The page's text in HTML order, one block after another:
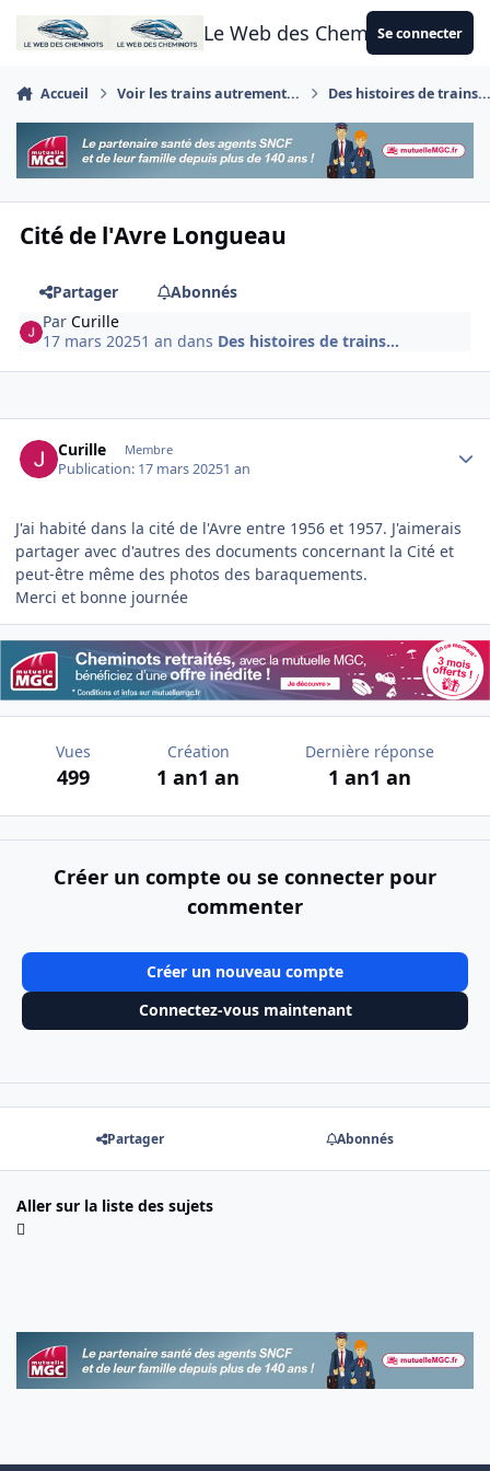
Aller au contenu
Le Web des CheminotsSe connecter
Accueil Voir les trains autrement... Des histoires de
Cité de l'Avre Longueau
Partager
Abonnés
ParCurille
17 mars 20251 an dans Des histoires de trains...
Curille Membre
Publication: 17 mars 20251 an
J'ai habité dans la cité de l'Avre entre 1956 et 1957. J'aimerais
partager avec d'autres des documents concernant la Cité et
peut-être même des photos des baraquements.
Merci et bonne journée
Vues
499
Création
1 an1 an
Dernière réponse
1 an1 an
Créer un compte ou se connecter pour
commenter
Créer un nouveau compte
Connectez-vous maintenant
Partager Abonnés
Aller sur la liste des sujets